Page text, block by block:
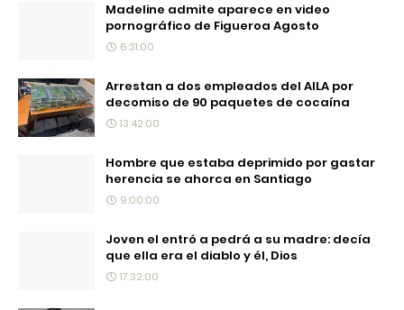
Madeline admite aparece en video
pornográfico de Figueroa Agosto
6:31:00
Arrestan a dos empleados del AILA por
decomiso de 90 paquetes de cocaína
13:42:00
Hombre que estaba deprimido por gastar
herencia se ahorca en Santiago
9:00:00
Joven el entró a pedrá a su madre: decía
que ella era el diablo y él, Dios
17:32:00